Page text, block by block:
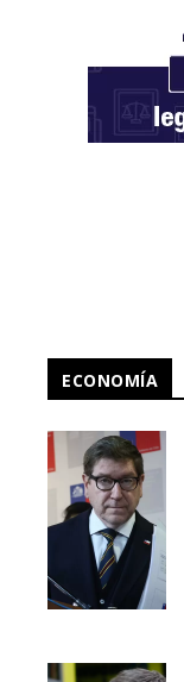
ECONOMÍA